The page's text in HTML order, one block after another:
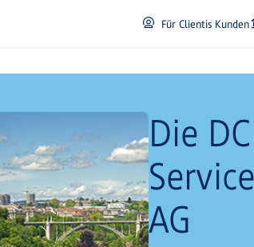
Für Clientis Kunden
Die
AG